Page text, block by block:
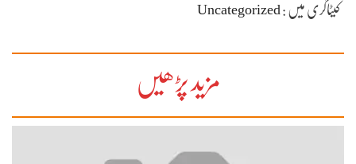
کیٹاگری میں : Uncategorized
مزید پڑھیں